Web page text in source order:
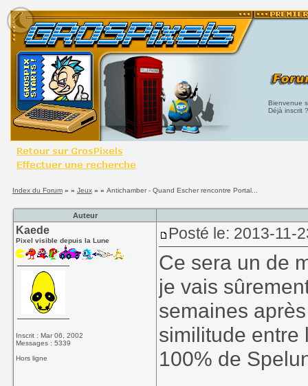
Bienvenue
Déjà inscrit
Index du Forum» » Jeux» » Antichamber - Quand Escher rencontre Portal...
Auteur
Kaede
Pixel visible depuis la Lune
Inscrit : Mar 06, 2002
Messages : 5339
Hors ligne
Posté le: 2013-11-
Ce sera un de
je vais
semaines
similitude entre
100% de